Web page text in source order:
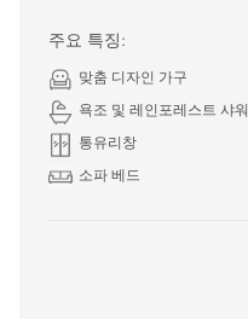
주요 특징:
맞춤 디자인 가구
욕조 및 레인포레스트 샤워
통유리창
소파 베드